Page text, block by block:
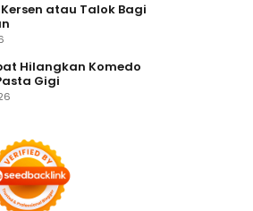
atau Talok Bagi
Hilangkan Komedo
Gigi